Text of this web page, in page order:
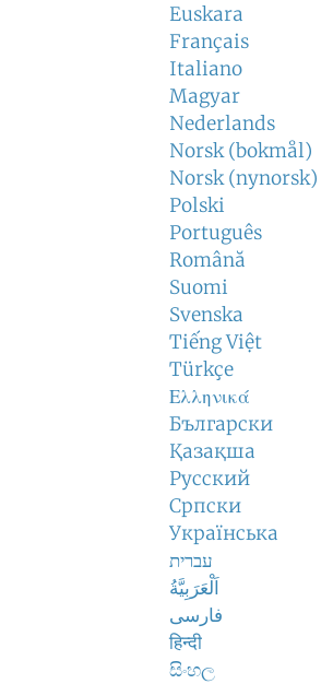
Euskara
Français
Italiano
Magyar
Nederlands
Norsk (bokmål)
Norsk (nynorsk)
Polski
Português
Română
Suomi
Svenska
Tiếng Việt
Türkçe
Ελληνικά
Български
Қазақша
Русский
Српски
Українська
עברית
اَلْعَرَبِيَّةُ
فارسی
हिन्दी
සිංහල